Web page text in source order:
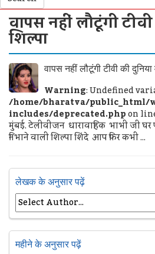
वापस नहीं लौटूंगी
शिल्पा
वापस नहीं लौटूंगी टीवी की दुनिया
Warning: Undefined
/home/bharatva/public_html/
includes/deprecated.phpon
मुंबई. टेलीवीजन धारावाहिक भाभी जी घर
निभाने वाली शिल्पा शिंदे आप फिर कभी ...
लेखक के अनुसार पढ़ें
महीने के अनुसार पढ़ें